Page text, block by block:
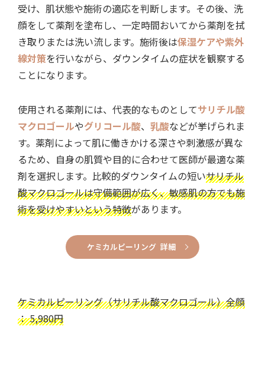
受け、肌状態や施術の適応を判断します。その後、洗
顔をして薬剤を塗布し、一定時間おいてから薬剤を拭
き取りまたは洗い流します。施術後は保湿ケアや紫外
線対策を行いながら、ダウンタイムの症状を観察する
ことになります。
使用される薬剤には、代表的なものとしてサリチル酸
マクロゴールやグリコール酸、 乳酸などが挙げられま
す。薬剤によって肌に働きかける深さや刺激感が異な
るため、自身の肌質や目的に合わせて医師が最適な薬
剤を選択します。比較的ダウンタイムの短いサリチル
酸マクロゴールは守備範囲が広く、敏感肌の方でも施
術を受けやすいという特徴があります。
ケミカルピーリング 詳細
ケミカルピーリング（サリチル酸マクロゴール）全顔
： 5,980円